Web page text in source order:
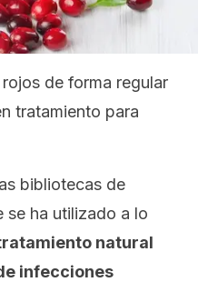
rojos de forma regular
tratamiento para
bibliotecas de
se ha utilizado a lo
natural
infecciones